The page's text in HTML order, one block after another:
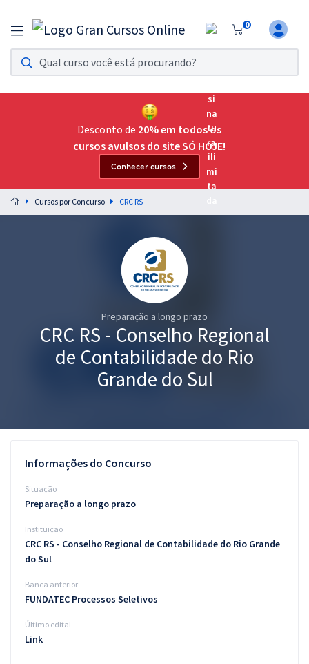
0
Assinatura Ilimitada 11
Acesso a todos os cursos. Teste grátis por 7 dias!
Assinatura OAB Até Passar
Acesso ilimitado a toda preparação para o Exame da
Preparação completa e intensiva para as principais
residências em saúde do Brasil
Graduação
Blog
Aprovados
Desconto de 20% em todos os
cursos avulsos do site SÓ HOJE!
Conhecer cursos
Cursos por Concurso CRC RS
Preparação a longo prazo
CRC RS - Conselho Regional
de Contabilidade do Rio
Grande do Sul
Informações do Concurso
Situação
Preparação a longo prazo
Instituição
CRC RS - Conselho Regional de Contabilidade do Rio Grande
do Sul
Banca anterior
FUNDATEC Processos Seletivos
Último edital
Link